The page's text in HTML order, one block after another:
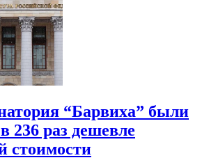
“Барвиха” были
236 раз дешевле
стоимости